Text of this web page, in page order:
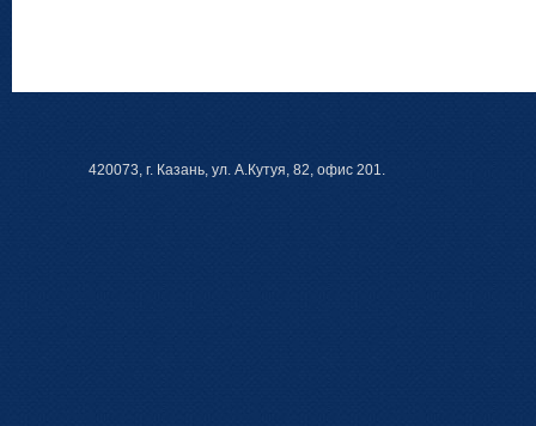
420073, г. Казань, ул. А.Кутуя, 82, офис 201.